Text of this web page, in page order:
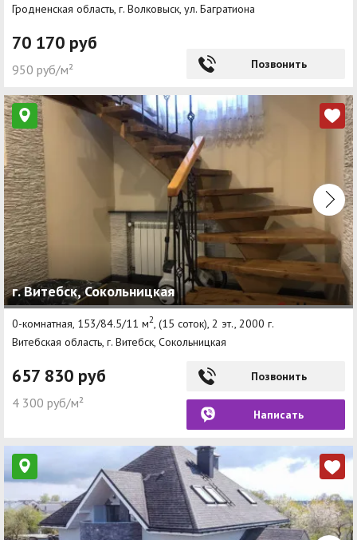
Гродненская область, г. Волковыск, ул. Багратиона
70 170 руб
950 руб/м² Позвонить
г. Витебск, Сокольницкая
0-комнатная, 153/84.5/11 м2 , (15 соток), 2 эт., 2000 г.
Витебская область, г. Витебск, Сокольницкая
657 830 руб
4 300 руб/м²
Позвонить
Написать